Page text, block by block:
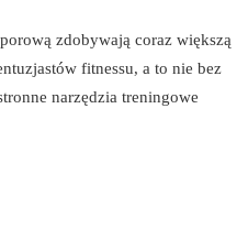
zdobywają coraz większą
fitnessu, a to nie bez
narzędzia treningowe